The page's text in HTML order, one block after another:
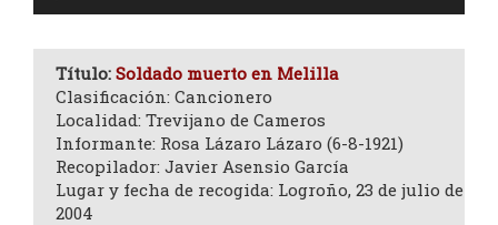
Título: Soldado muerto en Melilla
Clasificación: Cancionero
Localidad: Trevijano de Cameros
Informante: Rosa Lázaro Lázaro (6-8-1921)
Recopilador: Javier Asensio García
Lugar y fecha de recogida: Logroño, 23 de julio de
2004